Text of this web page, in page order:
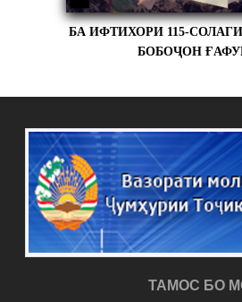
БА ИФТИХОРИ 115-
БОБОҶОН
ТАМОС БО